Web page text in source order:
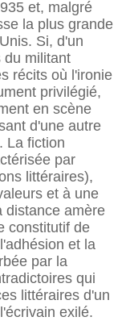
et, malgré
la plus grande
Si, d'un
du militant
récits où l'ironie
privilégié,
en scène
d'une autre
La fiction
par
littéraires),
et à une
distance amère
constitutif de
et la
par la
qui
littéraires d'un
exilé.